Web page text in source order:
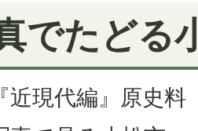
でたどる
近現代編』原史料